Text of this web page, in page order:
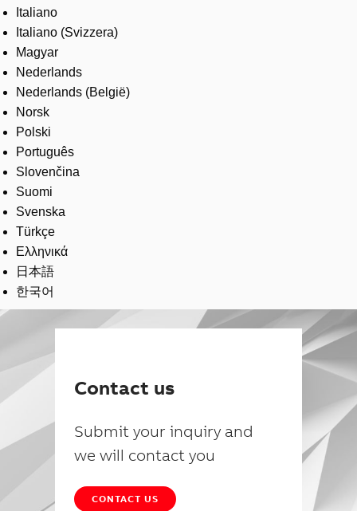
Italiano
Italiano (Svizzera)
Magyar
Nederlands
Nederlands (België)
Norsk
Polski
Português
Slovenčina
Suomi
Svenska
Türkçe
Ελληνικά
日本語
한국어
Contact us
Submit your inquiry and
we will contact you
CONTACT US